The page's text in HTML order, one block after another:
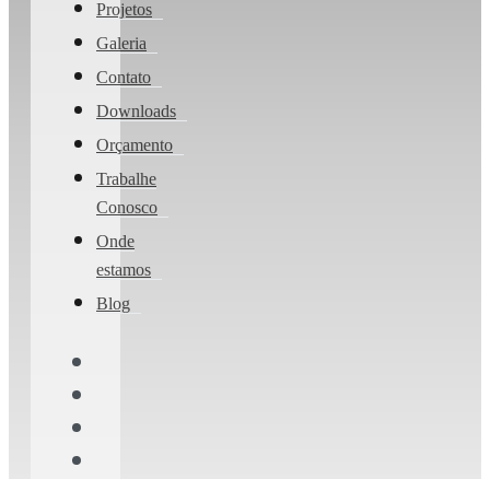
Projetos
Galeria
Contato
Downloads
Orçamento
Trabalhe
Conosco
Onde
estamos
Blog